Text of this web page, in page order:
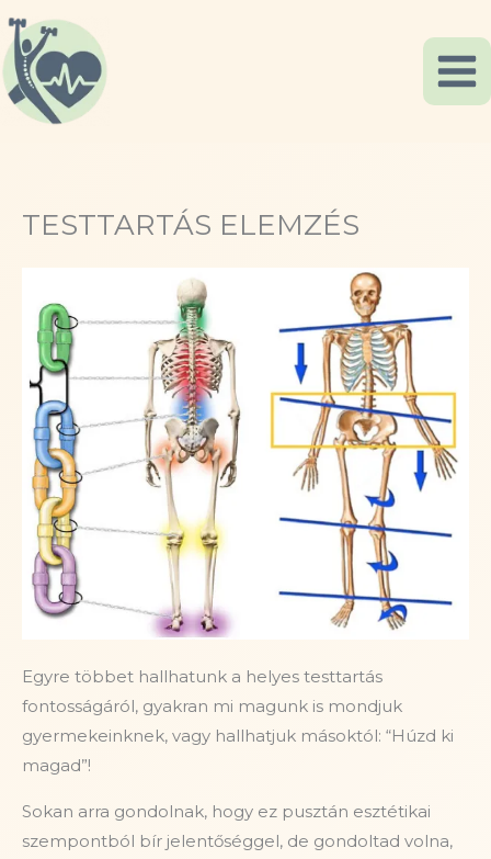
Skip
to
content
TESTTARTÁS ELEMZÉS
Egyre többet hallhatunk a helyes testtartás
fontosságáról, gyakran mi magunk is mondjuk
gyermekeinknek, vagy hallhatjuk másoktól: “Húzd ki
magad”!
Sokan arra gondolnak, hogy ez pusztán esztétikai
szempontból bír jelentőséggel, de gondoltad volna,